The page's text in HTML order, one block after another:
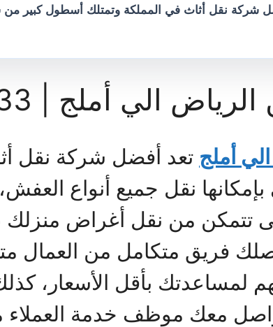
نقل أثاث في المملكة وتمتلك أسطول كبير من
أملج | 0222555333
أملج تعد أفضل شركة نقل
نقل جميع أنواع
تتمكن من نقل أغراض منزلك
فريق متكامل من العمال
بأقل الأسعار،
معك موظف خدمة العملاء